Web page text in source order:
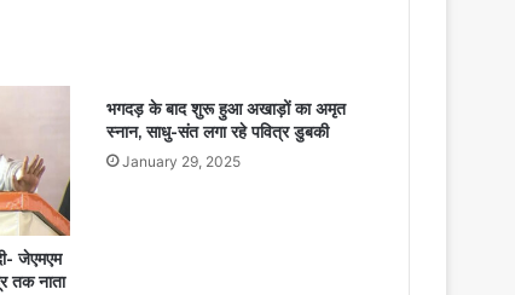
जेएमएम
तक नाता
भगदड़ के बाद शुरू हुआ अखाड़ों का अमृत
स्नान, साधु-संत लगा रहे पवित्र डुबकी
January 29, 2025